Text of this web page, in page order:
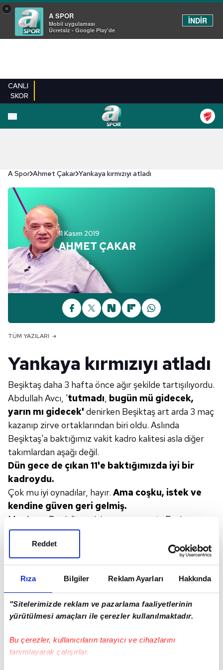
Rıza Bilgiler Reklam Ayarları Hakkında
"Sitelerimizde reklam ve pazarlama faaliyetlerinin
yürütülmesi amaçları ile çerezler kullanılmaktadır.
Bu çerezler, kullanıcıların tarayıcı ve cihazlarını
tanımlayarak çalışırlar.
Reddet
×
A SPOR
Mobil uygulaması
Ücretsiz - Google Play'de
İNDİR
CANLI
SKOR
A Spor Ahmet Çakar Yankaya kırmızıyı atladı
11 Kasım 2019
AHMET ÇAKAR
TÜM YAZILARI
Yankaya kırmızıyı atladı
Beşiktaş daha 3 hafta önce ağır şekilde tartışılıyordu.
Abdullah Avcı, 'tutmadı, bugün mü gidecek,
yarın mı gidecek' denirken Beşiktaş art arda 3 maç
kazanıp zirve ortaklarından biri oldu. Aslında
Beşiktaş'a baktığımız vakit kadro kalitesi asla diğer
takımlardan aşağı değil.
Dün gece de çıkan 11'e baktığımızda iyi bir
kadroydu.
Çok mu iyi oynadılar, hayır. Ama coşku, istek ve
kendine güven geri gelmiş.
Maç boyu Denizlispor iyi savunma yaptı. Pozisyon
bulmakta, araya oynamakta zorlanan Beşiktaş, bazı
şanslar yakalasa da özellikle Burak'ı iyi kullanamadı.
İlk 11'e baktığımızda yılların sol beki Caner sağ önde
ve yine yılların oyun kurucusu Ljajic de solda başladı.
Tabii maç içinde pozisyonlar değişti. Ama bazı
oyuncular takıma alıştığında Beşiktaş daha da iyi
olacak. Örneğin Diaby, iyi oyuncu. Örneğin Elneny...
Üstelik bence bireysel kalitede en başarılı
defans da Beşiktaş'ta.